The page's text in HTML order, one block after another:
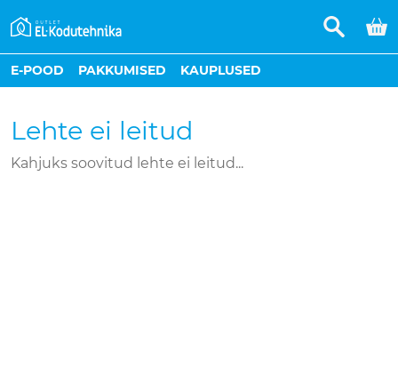
E-POOD PAKKUMISED KAUPLUSED
Lehte ei leitud
Kahjuks soovitud lehte ei leitud...